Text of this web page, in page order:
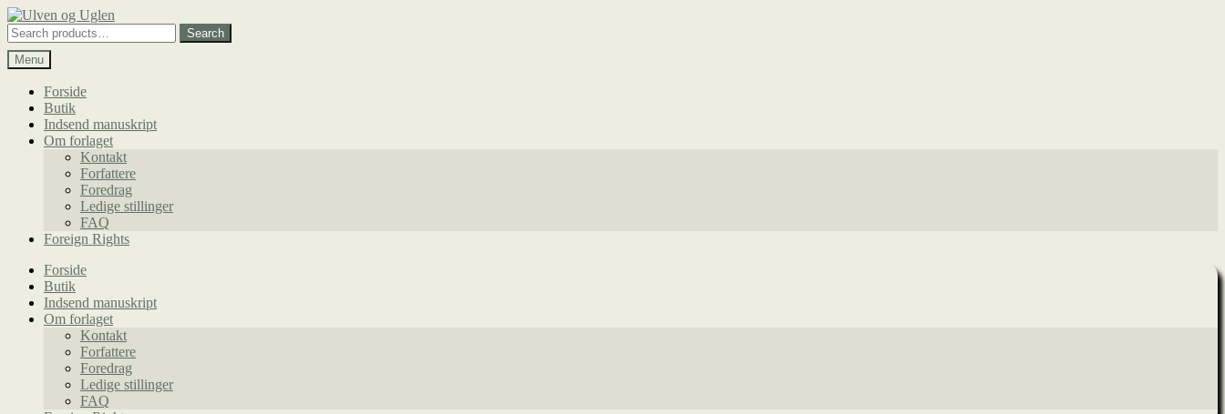
Spring
til
navigation
Spring
til
indhold
Search
for:
Search
Menu
Forside
Butik
Indsend manuskript
Om forlaget
Kontakt
Forfattere
Foredrag
Ledige stillinger
FAQ
Foreign Rights
Forside
Butik
Indsend manuskript
Om forlaget
Kontakt
Forfattere
Foredrag
Ledige stillinger
FAQ